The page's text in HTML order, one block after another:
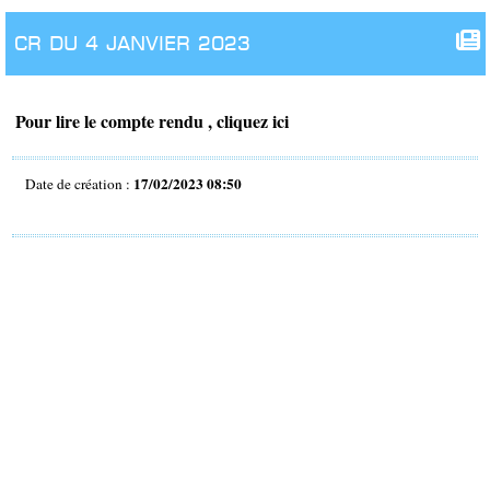
CR du 4 janvier 2023
Pour lire le compte rendu , cliquez ici
Date de création : 17/02/2023 08:50